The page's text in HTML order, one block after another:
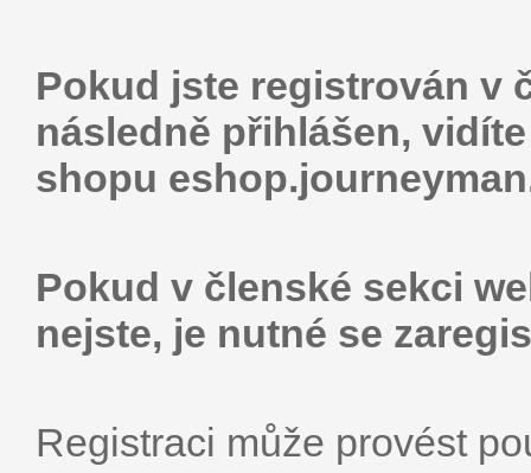
Pokud jste registrován v
následně přihlášen,
shopu
Pokud v členské sekci
nejste, je nutné se
Registraci může provést